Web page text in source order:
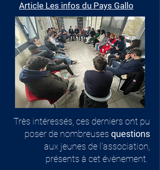
Article Les infos du Pays Gallo
Très intéressés, ces derniers ont pu
poser de nombreuses questions
aux jeunes de l'association,
présents à cet évènement.